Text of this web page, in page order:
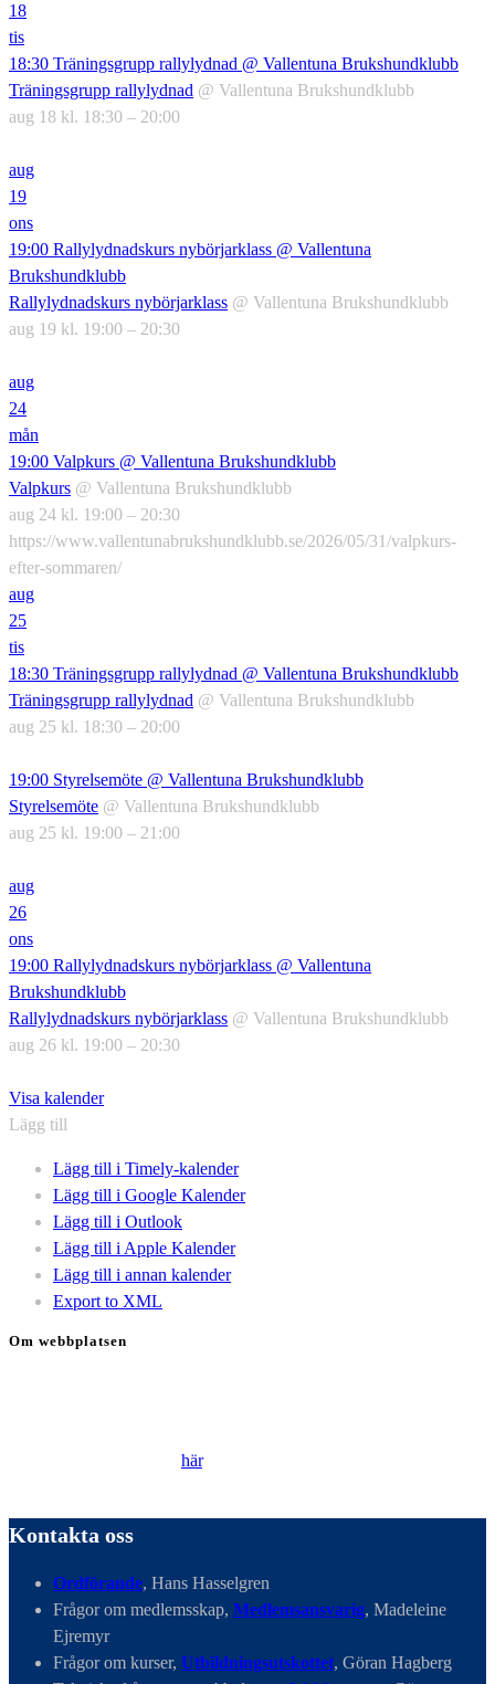
18
tis
18:30 Träningsgrupp rallylydnad @ Vallentuna Brukshundklubb
Träningsgrupp rallylydnad @ Vallentuna Brukshundklubb
aug 18 kl. 18:30 – 20:00
aug
19
ons
19:00 Rallylydnadskurs nybörjarklass @ Vallentuna
Brukshundklubb
Rallylydnadskurs nybörjarklass @ Vallentuna Brukshundklubb
aug 19 kl. 19:00 – 20:30
aug
24
mån
19:00 Valpkurs @ Vallentuna Brukshundklubb
Valpkurs @ Vallentuna Brukshundklubb
aug 24 kl. 19:00 – 20:30
https://www.vallentunabrukshundklubb.se/2026/05/31/valpkurs-
efter-sommaren/
aug
25
tis
18:30 Träningsgrupp rallylydnad @ Vallentuna Brukshundklubb
Träningsgrupp rallylydnad @ Vallentuna Brukshundklubb
aug 25 kl. 18:30 – 20:00
19:00 Styrelsemöte @ Vallentuna Brukshundklubb
Styrelsemöte @ Vallentuna Brukshundklubb
aug 25 kl. 19:00 – 21:00
aug
26
ons
19:00 Rallylydnadskurs nybörjarklass @ Vallentuna
Brukshundklubb
Rallylydnadskurs nybörjarklass @ Vallentuna Brukshundklubb
aug 26 kl. 19:00 – 20:30
Visa kalender
Lägg till
Lägg till i Timely-kalender
Lägg till i Google Kalender
Lägg till i Outlook
Lägg till i Apple Kalender
Lägg till i annan kalender
Export to XML
Om webbplatsen
här.
Kontakta oss
Ordförande, Hans Hasselgren
Frågor om medlemsskap, Medlemsansvarig, Madeleine
Ejremyr
Frågor om kurser, Utbildningsutskottet, Göran Hagberg